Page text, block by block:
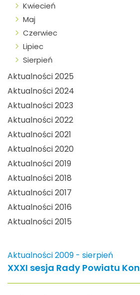
Kwiecień
Maj
Czerwiec
Lipiec
Sierpień
Aktualności 2025
Aktualności 2024
Aktualności 2023
Aktualności 2022
Aktualności 2021
Aktualności 2020
Aktualności 2019
Aktualności 2018
Aktualności 2017
Aktualności 2016
Aktualności 2015
Aktualności 2009 - sierpień
XXXI sesja Rady Powiatu